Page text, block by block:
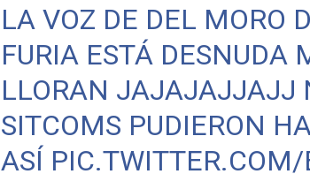
LA VOZ DE DEL MORO
FURIA ESTÁ DESNUDA
LLORAN JAJAJAJJAJJ
SITCOMS PUDIERON
ASÍ